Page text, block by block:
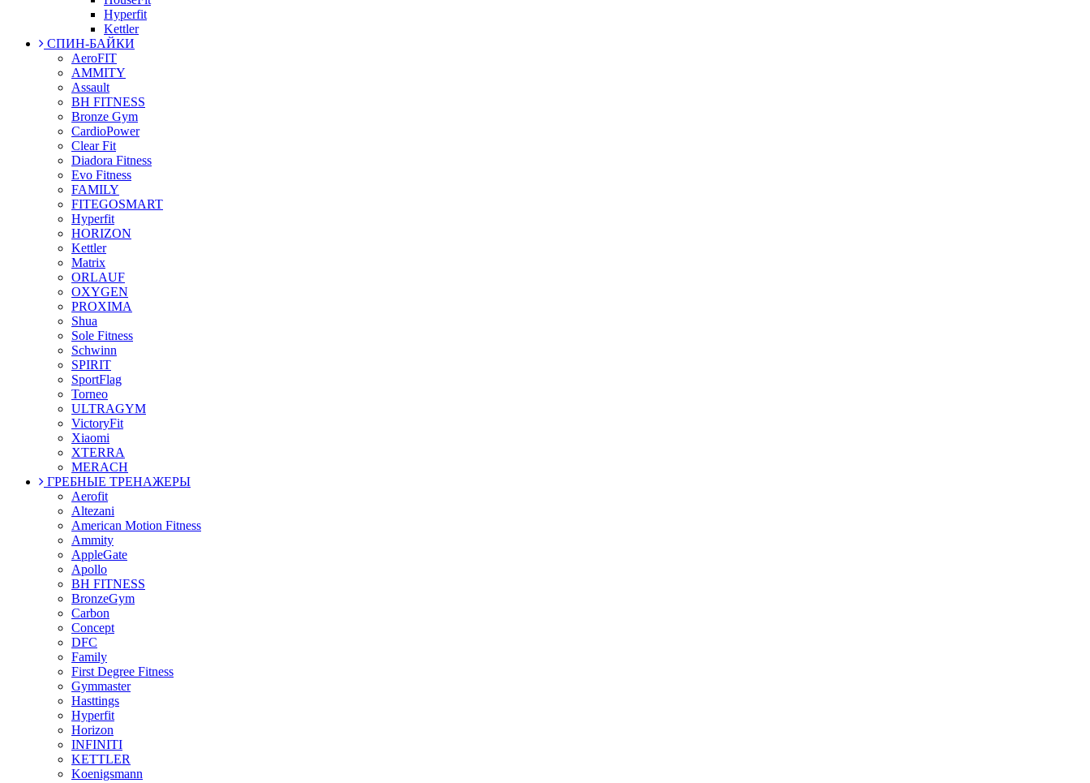
Hyperfit
Kettler
СПИН-БАЙКИ
AeroFIT
AMMITY
Assault
BH FITNESS
Bronze Gym
CardioPower
Clear Fit
Diadora Fitness
Evo Fitness
FAMILY
FITEGOSMART
Hyperfit
HORIZON
Kettler
Matrix
ORLAUF
OXYGEN
PROXIMA
Shua
Sole Fitness
Schwinn
SPIRIT
SportFlag
Torneo
ULTRAGYM
VictoryFit
Xiaomi
XTERRA
MERACH
ГРЕБНЫЕ ТРЕНАЖЕРЫ
Aerofit
Altezani
American Motion Fitness
Ammity
AppleGate
Apollo
BH FITNESS
BronzeGym
Carbon
Concept
DFC
Family
First Degree Fitness
Gymmaster
Hasttings
Hyperfit
Horizon
INFINITI
KETTLER
Koenigsmann